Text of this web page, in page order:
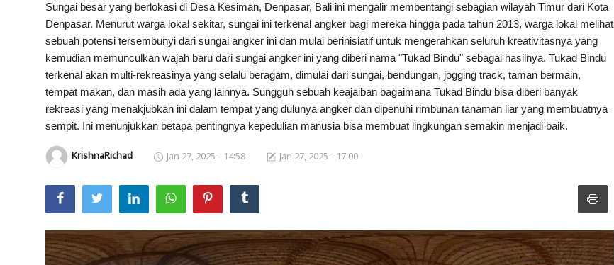
Kearifan lokal
Alam Bali
Usadha
Indonesia
Sungai besar yang berlokasi di Desa Kesiman, Denpasar, Bali ini mengalir membentangi sebagian wilayah Timur dari Kota
Denpasar. Menurut warga lokal sekitar, sungai ini terkenal angker bagi mereka hingga pada tahun 2013, warga lokal melihat
sebuah potensi tersembunyi dari sungai angker ini dan mulai berinisiatif untuk mengerahkan seluruh kreativitasnya yang
kemudian memunculkan wajah baru dari sungai angker ini yang diberi nama "Tukad Bindu" sebagai hasilnya. Tukad Bindu
terkenal akan multi-rekreasinya yang selalu beragam, dimulai dari sungai, bendungan, jogging track, taman bermain,
tempat makan, dan masih ada yang lainnya. Sungguh sebuah keajaiban bagaimana Tukad Bindu bisa diberi banyak
rekreasi yang menakjubkan ini dalam tempat yang dulunya angker dan dipenuhi rimbunan tanaman liar yang membuatnya
sempit. Ini menunjukkan betapa pentingnya kepedulian manusia bisa membuat lingkungan semakin menjadi baik.
KrishnaRichad Jan 27, 2025 - 14:58 Jan 27, 2025 - 17:00